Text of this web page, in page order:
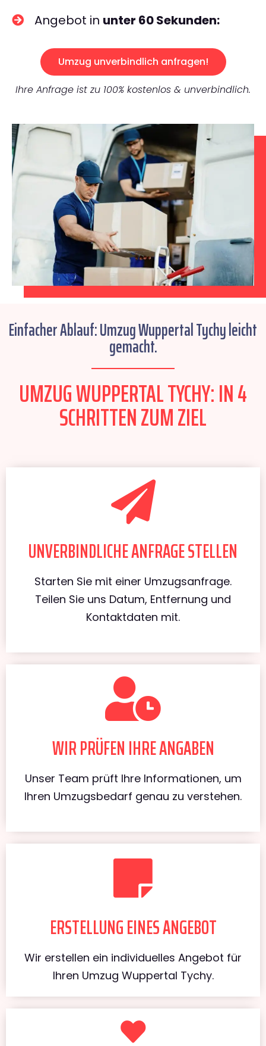
Angebot in unter 60 Sekunden:
Umzug unverbindlich anfragen!
Ihre Anfrage ist zu 100% kostenlos & unverbindlich.
Einfacher Ablauf: Umzug Wuppertal Tychy leicht
gemacht.
UMZUG WUPPERTAL TYCHY: IN 4
SCHRITTEN ZUM ZIEL
UNVERBINDLICHE ANFRAGE STELLEN
Starten Sie mit einer Umzugsanfrage.
Teilen Sie uns Datum, Entfernung und
Kontaktdaten mit.
WIR PRÜFEN IHRE ANGABEN
Unser Team prüft Ihre Informationen, um
Ihren Umzugsbedarf genau zu verstehen.
ERSTELLUNG EINES ANGEBOT
Wir erstellen ein individuelles Angebot für
Ihren Umzug Wuppertal Tychy.